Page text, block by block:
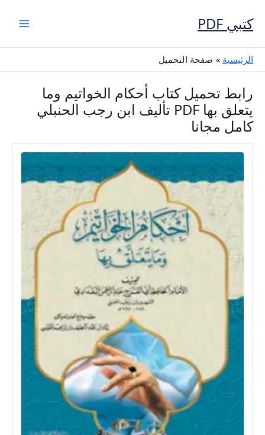
إلى
المحتوى
كتبي PDF
الرئيسية صفحة التحميل
رابط تحميل كتاب أحكام الخواتيم وما
يتعلق بها PDF تأليف ابن رجب الحنبلي
كامل مجانا